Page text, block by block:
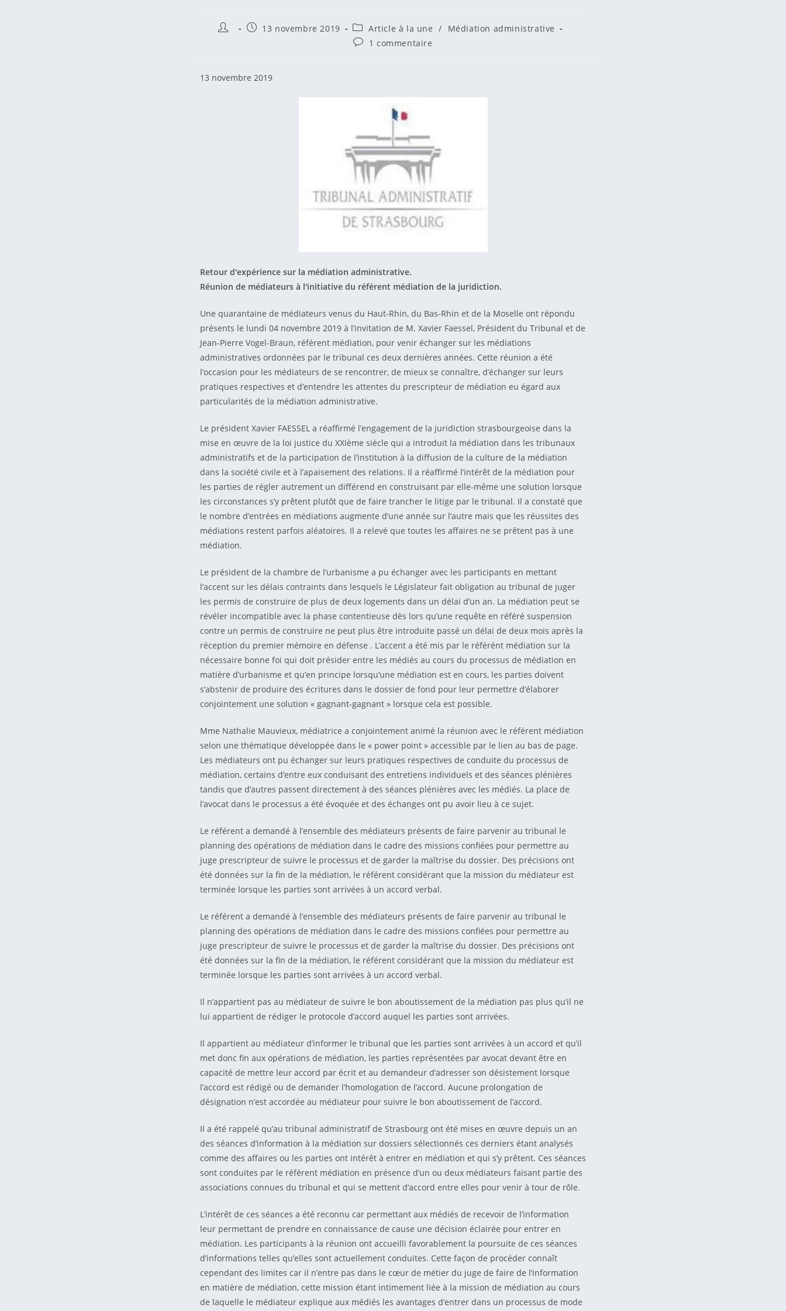
Auteur/autrice
Publication
13 novembre 2019
Post
category:
Article à la une /
Médiation administrative
Commentaires
1 commentaire
13 novembre 2019
Retour d'expérience sur la médiation administrative.
Réunion de médiateurs à l'initiative du référent médiation de la juridiction.
Une quarantaine de médiateurs venus du Haut-Rhin, du Bas-Rhin et de la Moselle ont répondu
présents le lundi 04 novembre 2019 à l’invitation de M. Xavier Faessel, Président du Tribunal et de
Jean-Pierre Vogel-Braun, référent médiation, pour venir échanger sur les médiations
administratives ordonnées par le tribunal ces deux dernières années. Cette réunion a été
l’occasion pour les médiateurs de se rencontrer, de mieux se connaître, d’échanger sur leurs
pratiques respectives et d’entendre les attentes du prescripteur de médiation eu égard aux
particularités de la médiation administrative.
Le président Xavier FAESSEL a réaffirmé l’engagement de la juridiction strasbourgeoise dans la
mise en œuvre de la loi justice du XXIème siècle qui a introduit la médiation dans les tribunaux
administratifs et de la participation de l’institution à la diffusion de la culture de la médiation
dans la société civile et à l’apaisement des relations. Il a réaffirmé l’intérêt de la médiation pour
les parties de régler autrement un différend en construisant par elle-même une solution lorsque
les circonstances s’y prêtent plutôt que de faire trancher le litige par le tribunal. Il a constaté que
le nombre d’entrées en médiations augmente d’une année sur l’autre mais que les réussites des
médiations restent parfois aléatoires. Il a relevé que toutes les affaires ne se prêtent pas à une
médiation.
Le président de la chambre de l’urbanisme a pu échanger avec les participants en mettant
l’accent sur les délais contraints dans lesquels le Législateur fait obligation au tribunal de juger
les permis de construire de plus de deux logements dans un délai d’un an. La médiation peut se
révéler incompatible avec la phase contentieuse dès lors qu’une requête en référé suspension
contre un permis de construire ne peut plus être introduite passé un délai de deux mois après la
réception du premier mémoire en défense . L’accent a été mis par le référént médiation sur la
nécessaire bonne foi qui doit présider entre les médiés au cours du processus de médiation en
matière d’urbanisme et qu’en principe lorsqu’une médiation est en cours, les parties doivent
s’abstenir de produire des écritures dans le dossier de fond pour leur permettre d’élaborer
conjointement une solution « gagnant-gagnant » lorsque cela est possible.
Mme Nathalie Mauvieux, médiatrice a conjointement animé la réunion avec le référent médiation
selon une thématique développée dans le « power point » accessible par le lien au bas de page.
Les médiateurs ont pu échanger sur leurs pratiques respectives de conduite du processus de
médiation, certains d’entre eux conduisant des entretiens individuels et des séances plénières
tandis que d’autres passent directement à des séances plénières avec les médiés. La place de
l’avocat dans le processus a été évoquée et des échanges ont pu avoir lieu à ce sujet.
Le référent a demandé à l’ensemble des médiateurs présents de faire parvenir au tribunal le
planning des opérations de médiation dans le cadre des missions confiées pour permettre au
juge prescripteur de suivre le processus et de garder la maîtrise du dossier. Des précisions ont
été données sur la fin de la médiation, le référent considérant que la mission du médiateur est
terminée lorsque les parties sont arrivées à un accord verbal.
Le référent a demandé à l’ensemble des médiateurs présents de faire parvenir au tribunal le
planning des opérations de médiation dans le cadre des missions confiées pour permettre au
juge prescripteur de suivre le processus et de garder la maîtrise du dossier. Des précisions ont
été données sur la fin de la médiation, le référent considérant que la mission du médiateur est
terminée lorsque les parties sont arrivées à un accord verbal.
Il n’appartient pas au médiateur de suivre le bon aboutissement de la médiation pas plus qu’il ne
lui appartient de rédiger le protocole d’accord auquel les parties sont arrivées.
Il appartient au médiateur d’informer le tribunal que les parties sont arrivées à un accord et qu’il
met donc fin aux opérations de médiation, les parties représentées par avocat devant être en
capacité de mettre leur accord par écrit et au demandeur d’adresser son désistement lorsque
l’accord est rédigé ou de demander l’homologation de l’accord. Aucune prolongation de
désignation n’est accordée au médiateur pour suivre le bon aboutissement de l’accord.
Il a été rappelé qu’au tribunal administratif de Strasbourg ont été mises en œuvre depuis un an
des séances d’information à la médiation sur dossiers sélectionnés ces derniers étant analysés
comme des affaires ou les parties ont intérêt à entrer en médiation et qui s’y prêtent. Ces séances
sont conduites par le référent médiation en présence d’un ou deux médiateurs faisant partie des
associations connues du tribunal et qui se mettent d’accord entre elles pour venir à tour de rôle.
L’intérêt de ces séances a été reconnu car permettant aux médiés de recevoir de l’information
leur permettant de prendre en connaissance de cause une décision éclairée pour entrer en
médiation. Les participants à la réunion ont accueilli favorablement la poursuite de ces séances
d’informations telles qu’elles sont actuellement conduites. Cette façon de procéder connaît
cependant des limites car il n’entre pas dans le cœur de métier du juge de faire de l’information
en matière de médiation, cette mission étant intimement liée à la mission de médiation au cours
de laquelle le médiateur explique aux médiés les avantages d’entrer dans un processus de mode